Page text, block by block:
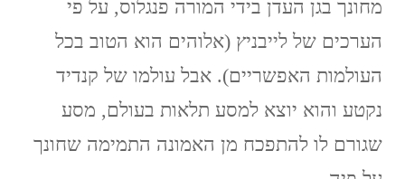
מחונך בגן העדן בידי המורה פנגלוס, על פי
הערכים של לייבניץ (אלוהים הוא הטוב בכל
העולמות האפשריים). אבל עולמו של קנדיד
נקטע והוא יוצא למסע תלאות בעולם, מסע
שגורם לו להתפכח מן האמונה התמימה שחונך